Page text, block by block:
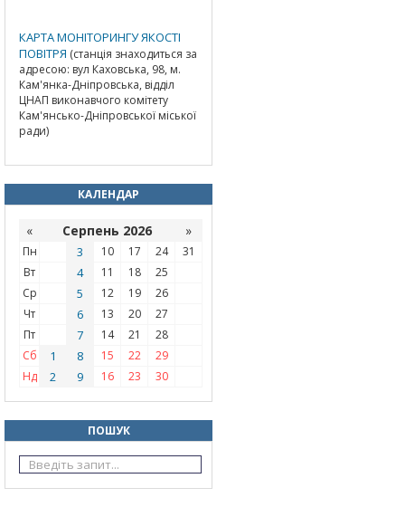
КАРТА МОНІТОРИНГУ ЯКОСТІ
ПОВІТРЯ (станція знаходиться за
адресою: вул Каховська, 98, м.
Кам'янка-Дніпровська, відділ
ЦНАП виконавчого комітету
Кам'янсько-Дніпровської міської
ради)
КАЛЕНДАР
« Серпень 2026 »
Пн 3 10 17 24
31
Вт
4 11 18
25
Ср
5 12 19
26
Чт
6 13 20
27
Пт
7 14 21
28
Сб
1 8 15 22
29
Нд
2 9 16 23 30
ПОШУК